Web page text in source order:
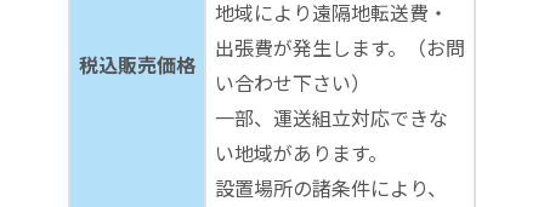
税込販売価格
地域により遠隔地転送費・
出張費が発生します。（お問
い合わせ下さい）
一部、運送組立対応できな
い地域があります。
設置場所の諸条件により、